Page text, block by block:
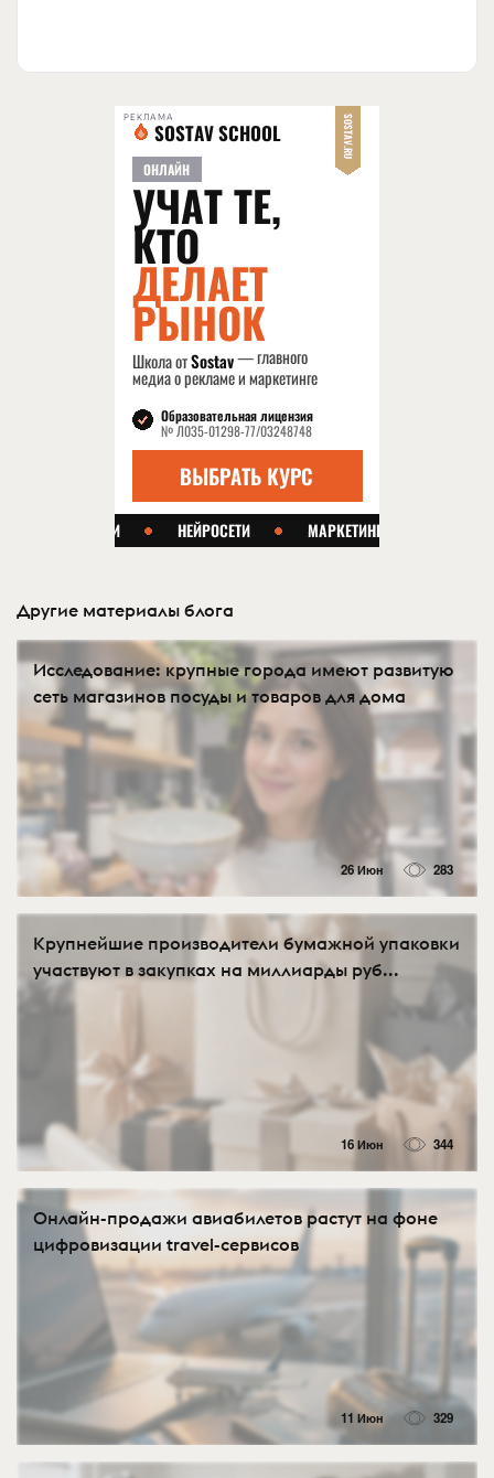
РЕКЛАМА
Другие материалы блога
Исследование: крупные города имеют развитую
сеть магазинов посуды и товаров для дома
26 Июн 283
Крупнейшие производители бумажной упаковки
участвуют в закупках на миллиарды руб...
16 Июн 344
Онлайн-продажи авиабилетов растут на фоне
цифровизации travel-сервисов
11 Июн 329